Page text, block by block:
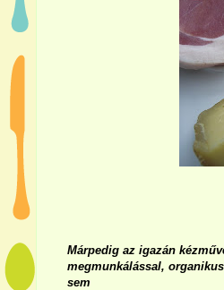
Márpedig az igazán
megmunkálással,
sem